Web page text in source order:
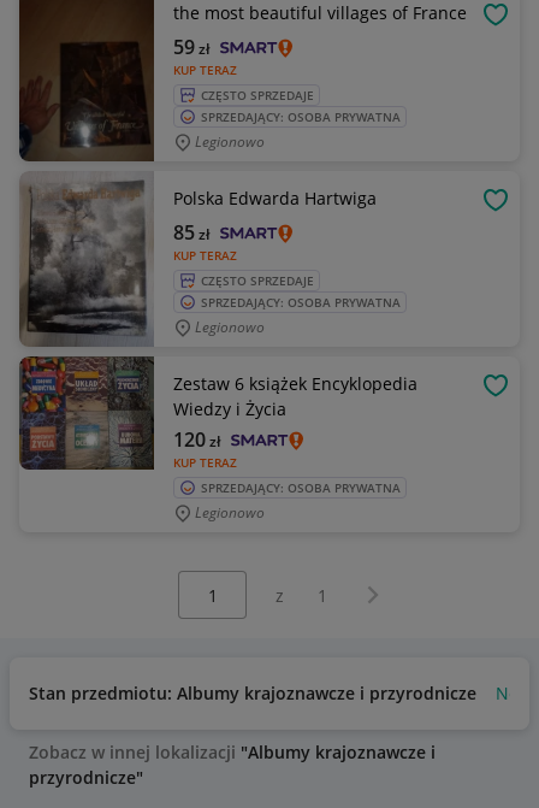
the most beautiful villages of France
KUP TERAZ
59zł
CZĘSTO SPRZEDAJE
SPRZEDAJĄCY: OSOBA PRYWATNA
Legionowo
Polska Edwarda Hartwiga
KUP TERAZ
85zł
CZĘSTO SPRZEDAJE
SPRZEDAJĄCY: OSOBA PRYWATNA
Legionowo
Zestaw 6 książek Encyklopedia
Wiedzy i Życia
KUP TERAZ
120zł
SPRZEDAJĄCY: OSOBA PRYWATNA
Legionowo
z 1 Następna strona
Stan przedmiotu: Albumy krajoznawcze i przyrodnicze Nowy
Zobacz w innej lokalizacji "Albumy krajoznawcze i
przyrodnicze"